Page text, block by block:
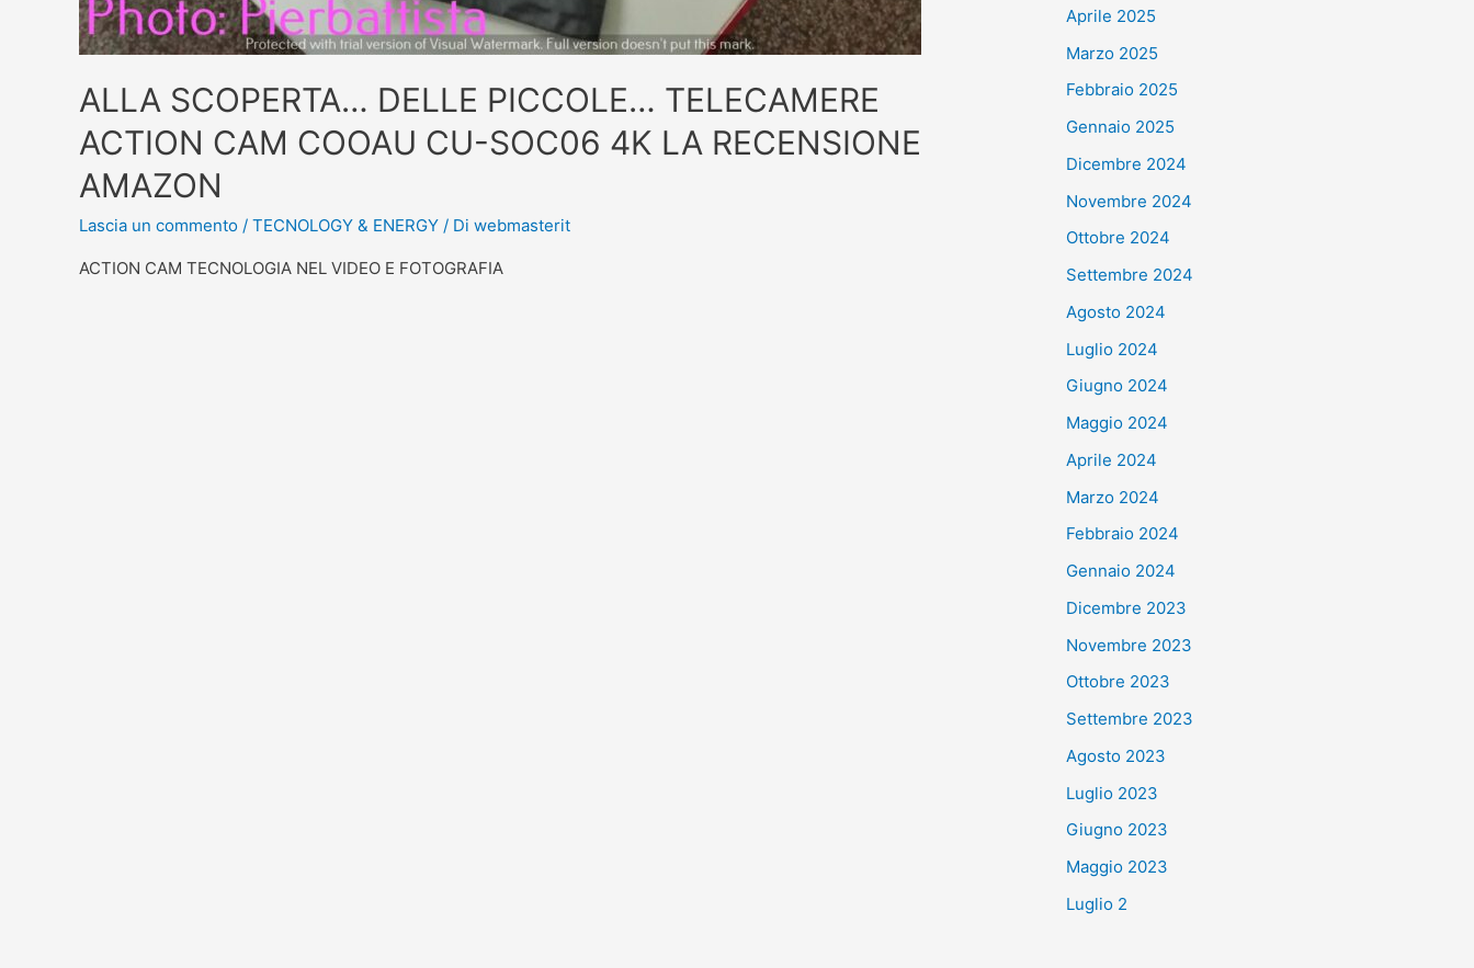
ALLA SCOPERTA… DELLE PICCOLE… TELECAMERE
ACTION CAM COOAU CU-SOC06 4K LA RECENSIONE
AMAZON
Lascia un commento / TECNOLOGY & ENERGY / Di webmasterit
ACTION CAM TECNOLOGIA NEL VIDEO E FOTOGRAFIA
Aprile 2025
Marzo 2025
Febbraio 2025
Gennaio 2025
Dicembre 2024
Novembre 2024
Ottobre 2024
Settembre 2024
Agosto 2024
Luglio 2024
Giugno 2024
Maggio 2024
Aprile 2024
Marzo 2024
Febbraio 2024
Gennaio 2024
Dicembre 2023
Novembre 2023
Ottobre 2023
Settembre 2023
Agosto 2023
Luglio 2023
Giugno 2023
Maggio 2023
Luglio 2